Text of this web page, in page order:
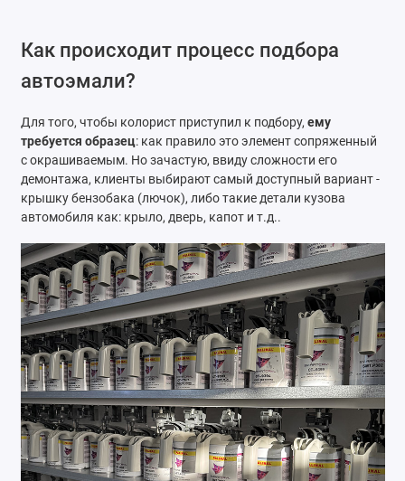
Как происходит процесс подбора
автоэмали?
Для того, чтобы колорист приступил к подбору, ему
требуется образец: как правило это элемент сопряженный
с окрашиваемым. Но зачастую, ввиду сложности его
демонтажа, клиенты выбирают самый доступный вариант -
крышку бензобака (лючок), либо такие детали кузова
автомобиля как: крыло, дверь, капот и т.д..